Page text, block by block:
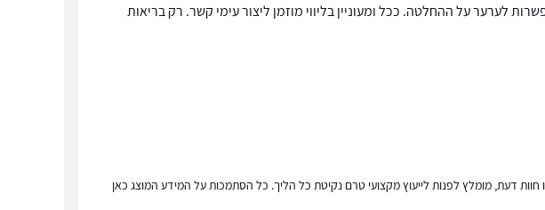
לערער על ההחלטה. ככל ומעוניין בליווי מוזמן ליצור עימי קשר. רק בריאות
חוות דעת, מומלץ לפנות לייעוץ מקצועי טרם נקיטת כל הליך. כל הסתמכות על המידע המוצג כאן